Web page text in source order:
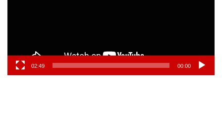
00:00
02:49